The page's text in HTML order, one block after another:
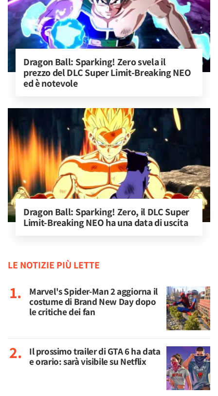
Dragon Ball: Sparking! Zero svela il
prezzo del DLC Super Limit-Breaking NEO
ed è notevole
Dragon Ball: Sparking! Zero, il DLC Super
Limit-Breaking NEO ha una data di uscita
LE NOTIZIE PIÙ LETTE
Marvel's Spider-Man 2 aggiorna il
costume di Brand New Day dopo
le critiche dei fan
Il prossimo trailer di GTA 6 ha data
e orario: sarà visibile su Netflix